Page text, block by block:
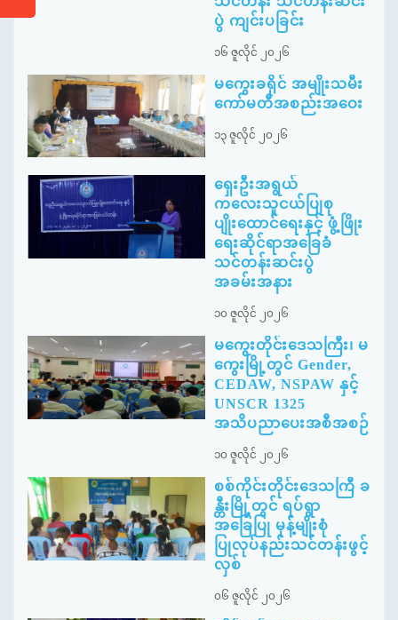
ပွဲ ကျင်းပခြင်း
၁၆ ဇူလိုင် ၂၀၂၆
မကွေးခရိုင် အမျိုးသမီး
ကော်မတီအစည်းအဝေး
၁၃ ဇူလိုင် ၂၀၂၆
ရှေးဦးအရွယ်
ကလေးသူငယ်ပြုစု
ပျိုးထောင်ရေးနှင့် ဖွံ့ဖြိုး
ရေးဆိုင်ရာအခြေခံ
သင်တန်းဆင်းပွဲ
အခမ်းအနား
၁၀ ဇူလိုင် ၂၀၂၆
မကွေးတိုင်းဒေသကြီး၊ မ
ကွေးမြို့တွင် Gender,
CEDAW, NSPAW နှင့်
UNSCR 1325
အသိပညာပေးအစီအစဉ်
၁၀ ဇူလိုင် ၂၀၂၆
စစ်ကိုင်းတိုင်းဒေသကြီ ခ
န္တီးမြို့တွင် ရပ်ရွာ
အခြေပြု မုန့်မျိုးစုံ
ပြုလုပ်နည်းသင်တန်းဖွင့်
လှစ်
၀၆ ဇူလိုင် ၂၀၂၆